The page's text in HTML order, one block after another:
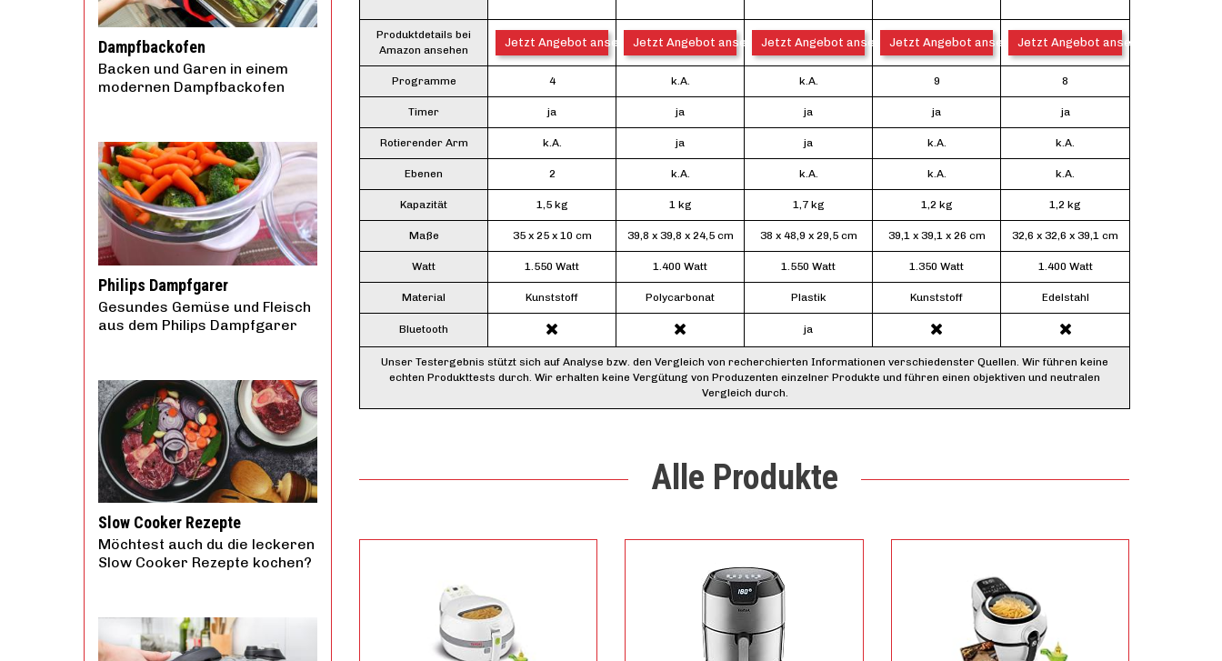
Dampfbackofen
Backen und Garen in einem
modernen Dampfbackofen
Philips Dampfgarer
Gesundes Gemüse und Fleisch
aus dem Philips Dampfgarer
Slow Cooker Rezepte
Möchtest auch du die leckeren
Slow Cooker Rezepte kochen?
Produktdetails bei
Amazon ansehen
Jetzt Angebot ansehen*Jetzt Angebot ansehen*Jetzt Angebot ansehen*Jetzt Angebot ansehen*Jetzt Angebot ansehen*
Programme 4 k.A. k.A. 9 8
Timer ja ja ja ja ja
Rotierender Arm k.A. ja ja k.A. k.A.
Ebenen 2 k.A. k.A. k.A. k.A.
Kapazität 1,5 kg 1 kg 1,7 kg 1,2 kg 1,2 kg
Maße 35 x 25 x 10 cm 39,8 x 39,8 x 24,5 cm 38 x 48,9 x 29,5 cm 39,1 x 39,1 x 26 cm 32,6 x 32,6 x 39,1 cm
Watt 1.550 Watt 1.400 Watt 1.550 Watt 1.350 Watt 1.400 Watt
Material Kunststoff Polycarbonat Plastik Kunststoff Edelstahl
Bluetooth ja
Unser Testergebnis stützt sich auf Analyse bzw. den Vergleich von recherchierten Informationen verschiedenster Quellen. Wir führen keine
echten Produkttests durch. Wir erhalten keine Vergütung von Produzenten einzelner Produkte und führen einen objektiven und neutralen
Vergleich durch.
Alle Produkte